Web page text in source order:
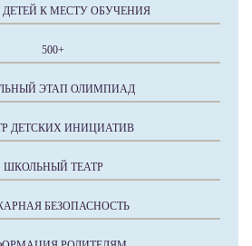
ДЕТЕЙ К МЕСТУ ОБУЧЕНИЯ
500+
ЭТАП ОЛИМПИАД
ДЕТСКИХ ИНИЦИАТИВ
ШКОЛЬНЫЙ ТЕАТР
БЕЗОПАСНОСТЬ